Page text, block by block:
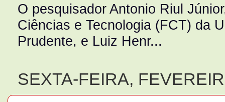
O pesquisador Antonio Riul
Ciências e Tecnologia (FCT) da
Prudente, e Luiz Henr...
SEXTA-FEIRA,